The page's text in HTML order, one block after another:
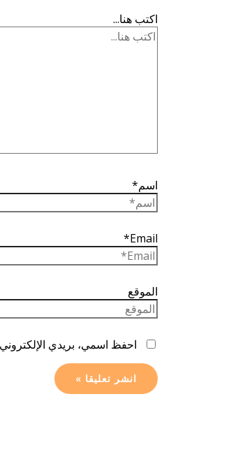
اكتب هنا...
اسم*
Email*
الموقع
احفظ اسمي، بريدي